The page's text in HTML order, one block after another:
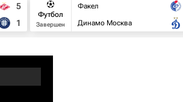
5
1
Футбол
Завершен
Факел
Динамо Москва